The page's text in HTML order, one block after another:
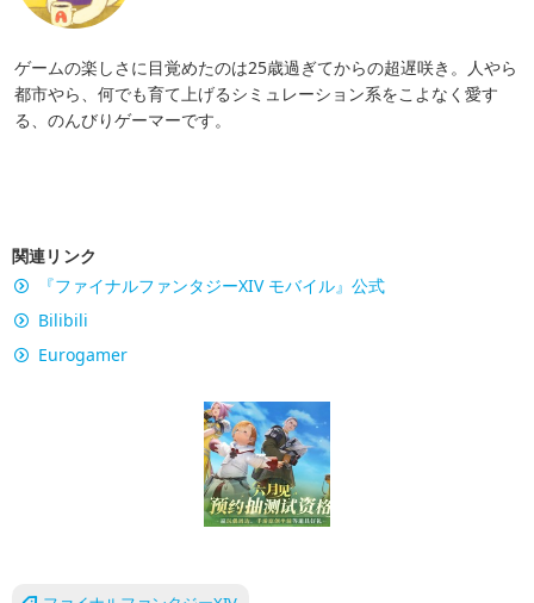
ゲームの楽しさに目覚めたのは25歳過ぎてからの超遅咲き。人やら
都市やら、何でも育て上げるシミュレーション系をこよなく愛す
る、のんびりゲーマーです。
関連リンク
『ファイナルファンタジーXIV モバイル』公式
Bilibili
Eurogamer